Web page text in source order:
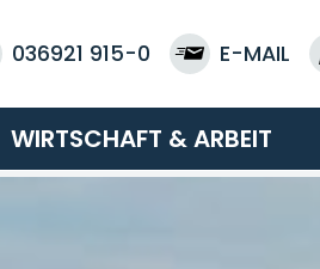
036921 915-0 E-MAIL
WIRTSCHAFT & ARBEIT